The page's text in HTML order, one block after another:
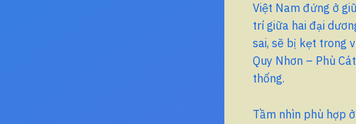
Việt Nam đứng ở
trí giữa hai đại
sai, sẽ bị kẹt trong
Quy Nhơn – Phù
thống.
Tầm nhìn phù hợp